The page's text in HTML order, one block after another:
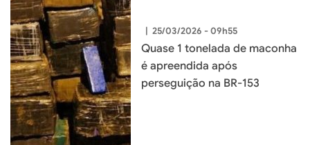
25/03/2026 - 09h55
Quase 1 tonelada de maconha
é apreendida após
perseguição na BR-153